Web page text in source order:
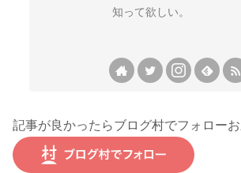
知って欲しい。
記事が良かったらブログ村でフォロー